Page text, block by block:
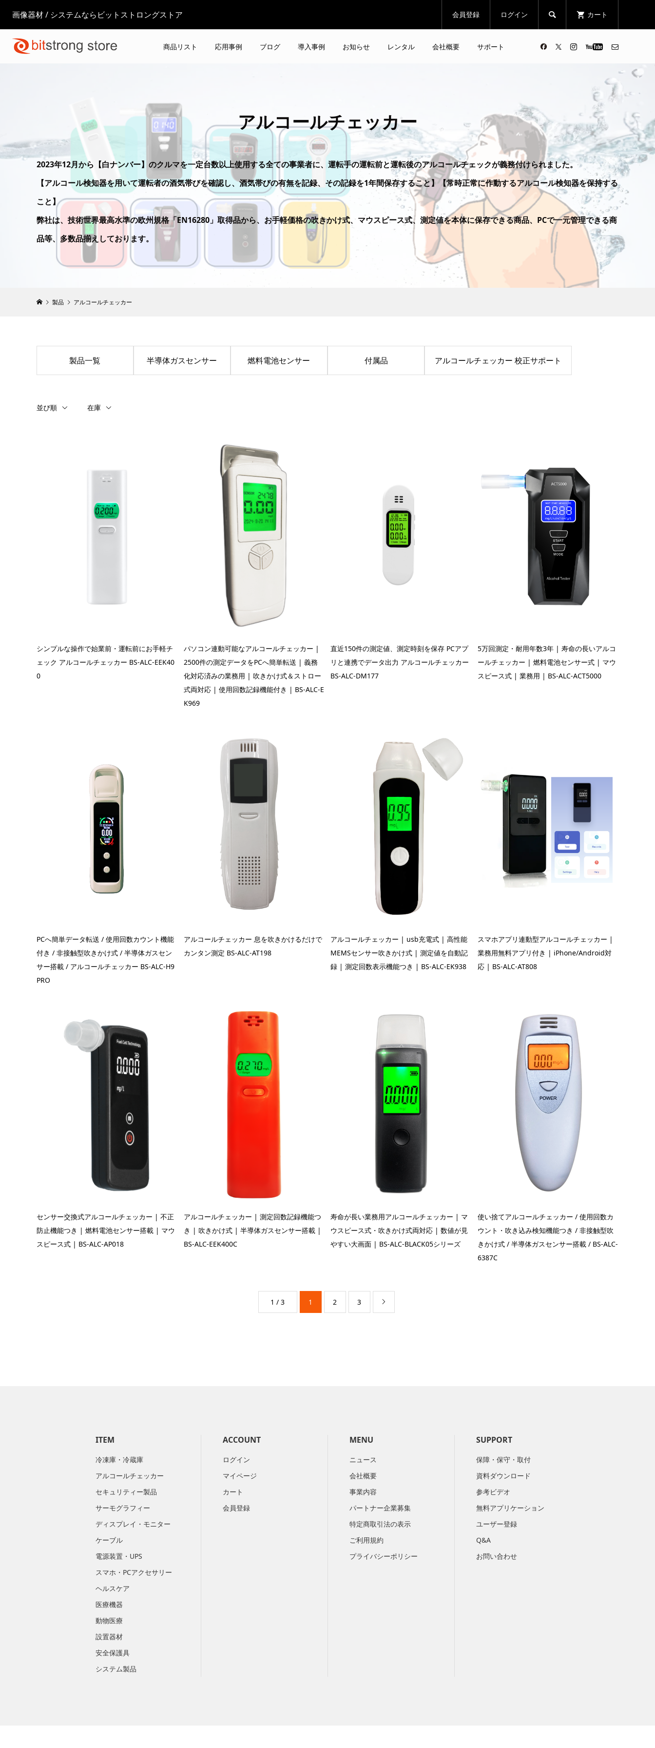
画像器材 / システムならビットストロングストア 会員登録 ログイン  カート
商品リスト 応用事例 ブログ 導入事例 お知らせ レンタル 会社概要 サポート
アルコールチェッカー
2023年12月から【白ナンバー】のクルマを一定台数以上使用する全ての事業者に、運転手の運転前と運転後のアルコールチェックが義務付けられました。
【アルコール検知器を用いて運転者の酒気帯びを確認し、酒気帯びの有無を記録、その記録を1年間保存すること】【常時正常に作動するアルコール検知器を保持する
こと】
弊社は、技術世界最高水準の欧州規格「EN16280」取得品から、お手軽価格の吹きかけ式、マウスピース式、測定値を本体に保存できる商品、PCで一元管理できる商
品等、多数品揃えしております。
製品 アルコールチェッカー
製品一覧 半導体ガスセンサー 燃料電池センサー 付属品 アルコールチェッカー 校正サポート
並び順 在庫
シンプルな操作で始業前・運転前にお手軽チ
ェック アルコールチェッカー BS-ALC-EEK40
0
パソコン連動可能なアルコールチェッカー |
2500件の測定データをPCへ簡単転送 | 義務
化対応済みの業務用 | 吹きかけ式＆ストロー
式両対応 | 使用回数記録機能付き | BS-ALC-E
K969
直近150件の測定値、測定時刻を保存 PCアプ
リと連携でデータ出力 アルコールチェッカー
BS-ALC-DM177
5万回測定・耐用年数3年 | 寿命の長いアルコ
ールチェッカー | 燃料電池センサー式 | マウ
スピース式 | 業務用 | BS-ALC-ACT5000
PCへ簡単データ転送 / 使用回数カウント機能
付き / 非接触型吹きかけ式 / 半導体ガスセン
サー搭載 / アルコールチェッカー BS-ALC-H9
PRO
アルコールチェッカー 息を吹きかけるだけで
カンタン測定 BS-ALC-AT198
アルコールチェッカー | usb充電式 | 高性能
MEMSセンサー吹きかけ式 | 測定値を自動記
録 | 測定回数表示機能つき | BS-ALC-EK938
スマホアプリ連動型アルコールチェッカー |
業務用無料アプリ付き | iPhone/Android対
応 | BS-ALC-AT808
センサー交換式アルコールチェッカー | 不正
防止機能つき | 燃料電池センサー搭載 | マウ
スピース式 | BS-ALC-AP018
アルコールチェッカー | 測定回数記録機能つ
き | 吹きかけ式 | 半導体ガスセンサー搭載 |
BS-ALC-EEK400C
寿命が長い業務用アルコールチェッカー | マ
ウスピース式・吹きかけ式両対応 | 数値が見
やすい大画面 | BS-ALC-BLACK05シリーズ
使い捨てアルコールチェッカー / 使用回数カ
ウント・吹き込み検知機能つき / 非接触型吹
きかけ式 / 半導体ガスセンサー搭載 / BS-ALC-
6387C
1 / 3 1 2 3 
ITEM
冷凍庫・冷蔵庫
アルコールチェッカー
セキュリティー製品
サーモグラフィー
ディスプレイ・モニター
ケーブル
電源装置・UPS
スマホ・PCアクセサリー
ヘルスケア
医療機器
動物医療
設置器材
安全保護具
システム製品
ACCOUNT
ログイン
マイページ
カート
会員登録
MENU
ニュース
会社概要
​事業内容
パートナー企業募集
特定商取引法の表示
ご利用規約
プライバシーポリシー
SUPPORT
保障・保守・取付
資料ダウンロード
参考ビデオ
無料アプリケーション
ユーザー登録
Q&A
お問い合わせ